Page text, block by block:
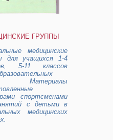
ГРУППЫ
медицинские
для учащихся 1-4
5-11 классов
Материалы
спортсменами
с детьми в
медицинских